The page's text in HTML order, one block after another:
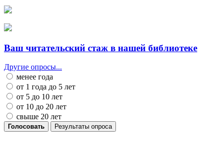
Ваш читательский стаж в нашей библиотеке
Другие опросы...
менее года
от 1 года до 5 лет
от 5 до 10 лет
от 10 до 20 лет
свыше 20 лет
Голосовать Результаты опроса